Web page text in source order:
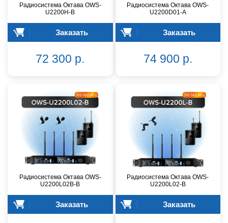
Радиосистема Октава OWS-
U2200H-B
Заказать
72 300 р.
Радиосистема Октава OWS-
U2200D01-A
Заказать
74 900 р.
Радиосистема Октава OWS-
U2200L02В-B
Заказать
Радиосистема Октава OWS-
U2200L02-B
Заказать